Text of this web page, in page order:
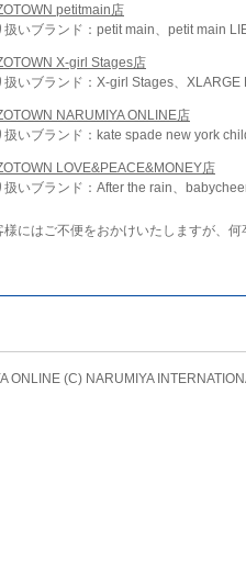
petitmain店
扱いブランド：petit main、petit main
X-girl Stages店
扱いブランド：X-girl Stages、XLARGE
NARUMIYA ONLINE店
扱いブランド：kate spade new york
LOVE&PEACE&MONEY店
扱いブランド：After the rain、
様にはご不便をおかけいたしますが、